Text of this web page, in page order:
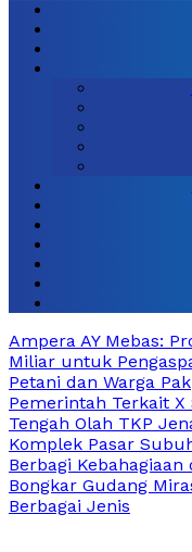
Ampera AY Mebas:
Miliar untuk
Petani dan Warga
Pemerintah Terkait X
Tengah Olah TKP
Komplek Pasar
Berbagi
Bongkar Gudang
Berbagai Jenis